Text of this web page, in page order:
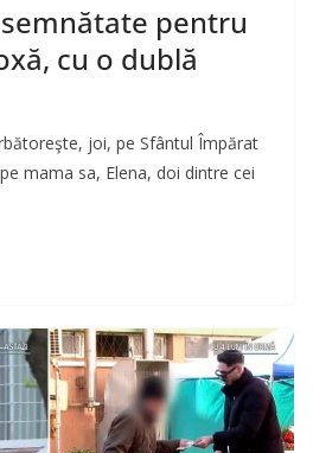
pentru
cu o dublă
joi, pe Sfântul Împărat
mama sa, Elena, doi dintre cei